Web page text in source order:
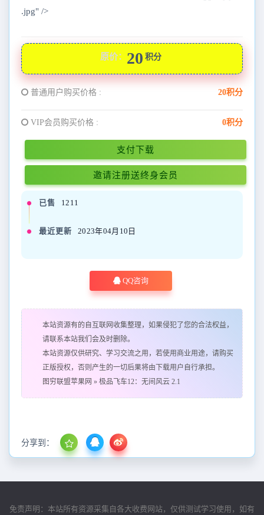
.jpg" />
原价： 20 积分
普通用户购买价格 : 20积分
VIP会员购买价格 : 0积分
支付下载
邀请注册送终身会员
已售 1211
最近更新 2023年04月10日
QQ咨询
本站资源有的自互联网收集整理，如果侵犯了您的合法权益，
请联系本站我们会及时删除。
本站资源仅供研究、学习交流之用，若使用商业用途，请购买
正版授权，否则产生的一切后果将由下载用户自行承担。
图穷联盟苹果网 » 极品飞车12：无间风云 2.1
分享到：
免责声明：本站所有资源采集自各大收费网站，仅供测试学习使用，如有